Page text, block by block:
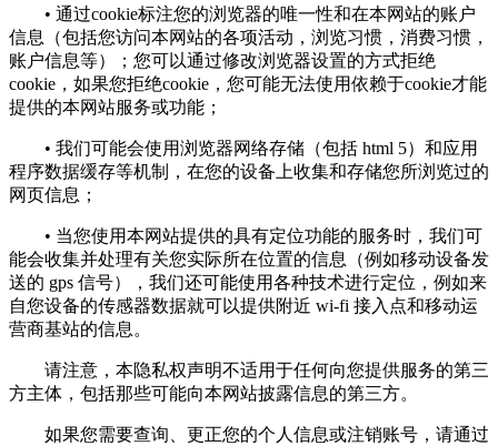
• 通过cookie标注您的浏览器的唯一性和在本网站的账户
信息（包括您访问本网站的各项活动，浏览习惯，消费习惯，
账户信息等）；您可以通过修改浏览器设置的方式拒绝
cookie，如果您拒绝cookie，您可能无法使用依赖于cookie才能
提供的本网站服务或功能；
• 我们可能会使用浏览器网络存储（包括 html 5）和应用
程序数据缓存等机制，在您的设备上收集和存储您所浏览过的
网页信息；
• 当您使用本网站提供的具有定位功能的服务时，我们可
能会收集并处理有关您实际所在位置的信息（例如移动设备发
送的 gps 信号），我们还可能使用各种技术进行定位，例如来
自您设备的传感器数据就可以提供附近 wi-fi 接入点和移动运
营商基站的信息。
请注意，本隐私权声明不适用于任何向您提供服务的第三
方主体，包括那些可能向本网站披露信息的第三方。
如果您需要查询、更正您的个人信息或注销账号，请通过